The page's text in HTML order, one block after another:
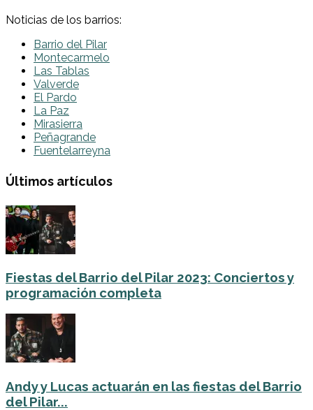
Noticias de los barrios:
Barrio del Pilar
Montecarmelo
Las Tablas
Valverde
El Pardo
La Paz
Mirasierra
Peñagrande
Fuentelarreyna
Últimos artículos
Fiestas del Barrio del Pilar 2023: Conciertos y
programación completa
Andy y Lucas actuarán en las fiestas del Barrio
del Pilar...